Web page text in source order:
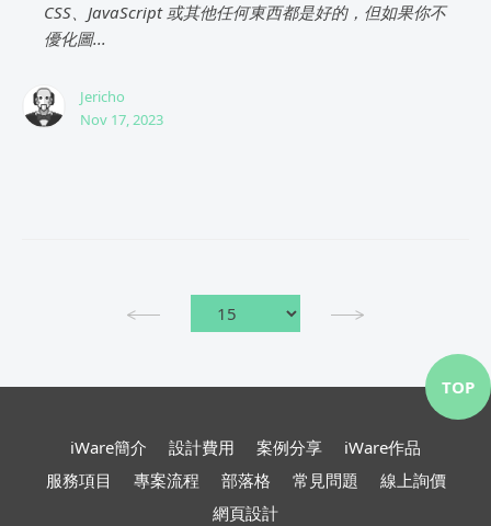
CSS、JavaScript 或其他任何東西都是好的，但如果你不
優化圖...
Jericho
Nov 17, 2023
iWare簡介 設計費用 案例分享
iWare作品
服務項目
專案流程 部落格 常見問題
線上詢價
網頁設計
TOP